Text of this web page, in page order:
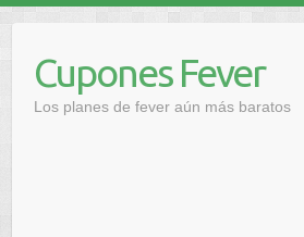
contenidoCupones Fever
Los planes de fever aún más baratos